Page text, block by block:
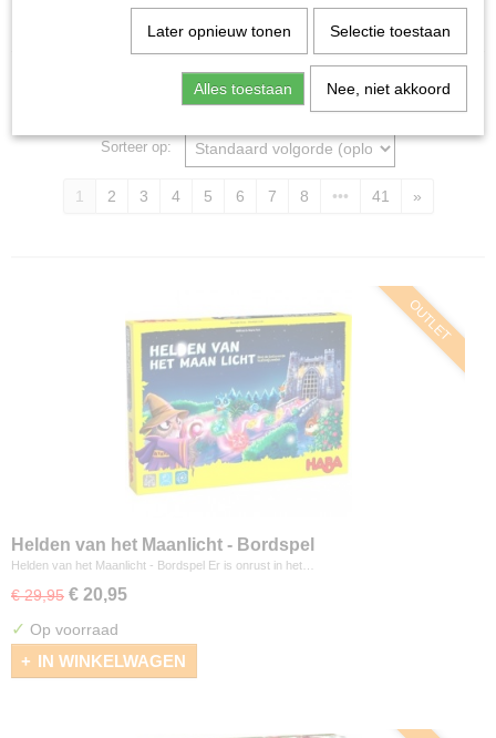
Spellen & Puzzels
Sorteer op:
1 2 3 4 5 6 7 8 ••• 41 »
OUTLET
Helden van het Maanlicht - Bordspel
Helden van het Maanlicht - Bordspel Er is onrust in het…
€ 29,95 € 20,95
✓ Op voorraad
IN WINKELWAGEN
Later opnieuw tonen Selectie toestaan
Alles toestaan Nee, niet akkoord